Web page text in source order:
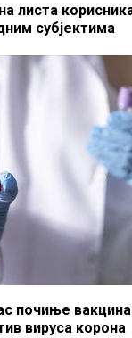
листа
субјектима
почиње
вируса корона